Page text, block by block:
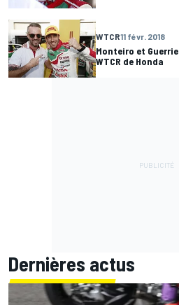
WTCR11 févr. 2018
Monteiro et
WTCR de Honda
Dernières actus